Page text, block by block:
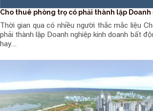
Cho thuê phòng trọ có phải thành lập Doanh
Thời gian qua có nhiều người thắc mắc liệu
phải thành lập Doanh nghiệp kinh doanh bất
hay...